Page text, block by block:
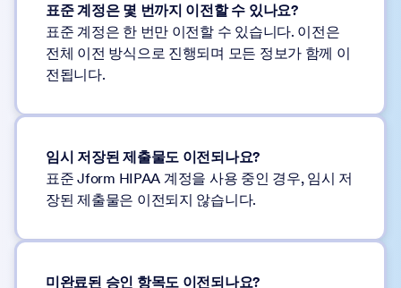
표준 계정은 몇 번까지 이전할 수 있나요?
표준 계정은 한 번만 이전할 수 있습니다. 이전은
전체 이전 방식으로 진행되며 모든 정보가 함께 이
전됩니다.
임시 저장된 제출물도 이전되나요?
표준 Jform HIPAA 계정을 사용 중인 경우, 임시 저
장된 제출물은 이전되지 않습니다.
미완료된 승인 항목도 이전되나요?